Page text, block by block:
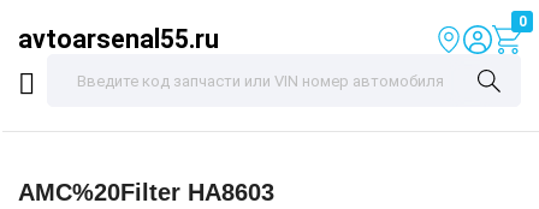
avtoarsenal55.ru
0
AMC%20Filter HA8603